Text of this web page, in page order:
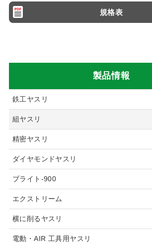
規格表
製品情報
鉄工ヤスリ
組ヤスリ
精密ヤスリ
ダイヤモンドヤスリ
ブライト-900
エクストリーム
横に削るヤスリ
電動・AIR 工具用ヤスリ